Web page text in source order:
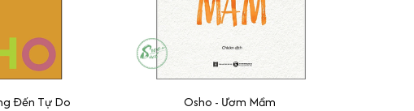
Đến Tự Do
Osho - Ươm Mầm